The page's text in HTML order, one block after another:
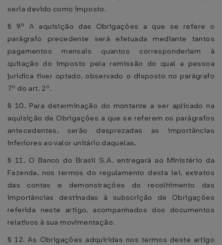
seria devido como imposto.
§ 9º A aquisição das Obrigações a que se refere o
parágrafo precedente será efetuada mediante tantos
pagamentos mensais quantos corresponderiam à
quitação do imposto pela remissão do qual a pessoa
jurídica tiver optado, observado o disposto no parágrafo
7º do art. 2º.
§ 10. Para determinação do montante a ser aplicado na
aquisição de Obrigações a que se referem os parágrafos
antecedentes, serão desprezadas as importâncias
inferiores ao valor unitário daquelas.
§ 11. O Banco do Brasil S.A. entregará ao Ministério da
Fazenda, nos termos do regulamento desta lei, extratos
das contas e demonstrações do recolhimento das
importâncias destinadas à subscrição de Obrigações
referida neste artigo, acompanhados dos documentos
relativos à sua movimentação.
§ 12. As Obrigações adquiridas nos termos deste artigo